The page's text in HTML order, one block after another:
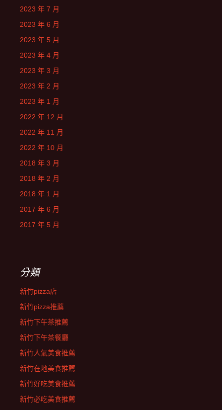
2023 年 7 月
2023 年 6 月
2023 年 5 月
2023 年 4 月
2023 年 3 月
2023 年 2 月
2023 年 1 月
2022 年 12 月
2022 年 11 月
2022 年 10 月
2018 年 3 月
2018 年 2 月
2018 年 1 月
2017 年 6 月
2017 年 5 月
分類
新竹pizza店
新竹pizza推薦
新竹下午茶推薦
新竹下午茶餐廳
新竹人氣美食推薦
新竹在地美食推薦
新竹好吃美食推薦
新竹必吃美食推薦